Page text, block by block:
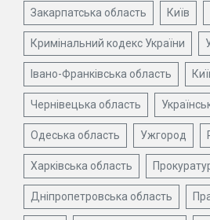
Закарпатська область Київ
Кримінальний кодекс України
Івано-Франківська область
Чернівецька область
Одеська область Ужгород
Харківська область
Дніпропетровська область